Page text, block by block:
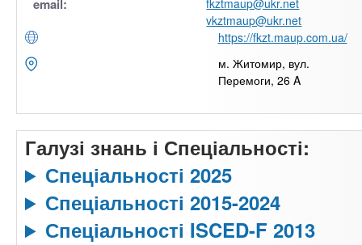
email:
fkztmaup@ukr.net
vkztmaup@ukr.net
https://fkzt.maup.com.ua/
м. Житомир, вул.
Перемоги, 26 A
Галузі знань і Спеціальності:
Спеціальності 2025
Спеціальності 2015-2024
Спеціальності ISCED-F 2013